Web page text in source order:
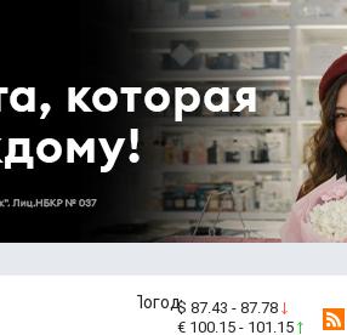
$ 87.43 - 87.78
€ 100.15 - 101.15